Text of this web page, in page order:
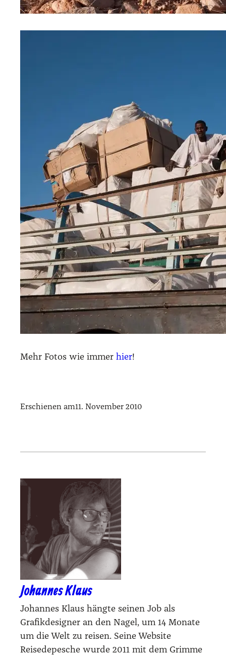
Mehr Fotos wie immer hier!
Erschienen am11. November 2010
Johannes Klaus
Johannes Klaus hängte seinen Job als
Grafikdesigner an den Nagel, um 14 Monate
um die Welt zu reisen. Seine Website
Reisedepesche wurde 2011 mit dem Grimme